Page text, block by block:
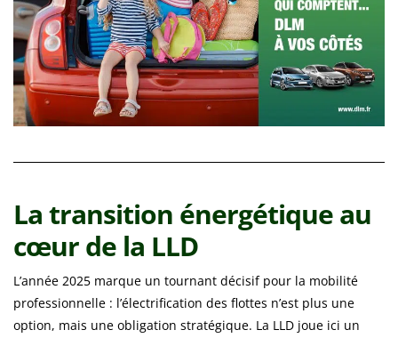
La transition énergétique au
cœur de la LLD
L’année 2025 marque un tournant décisif pour la mobilité
professionnelle : l’électrification des flottes n’est plus une
option, mais une obligation stratégique. La LLD joue ici un